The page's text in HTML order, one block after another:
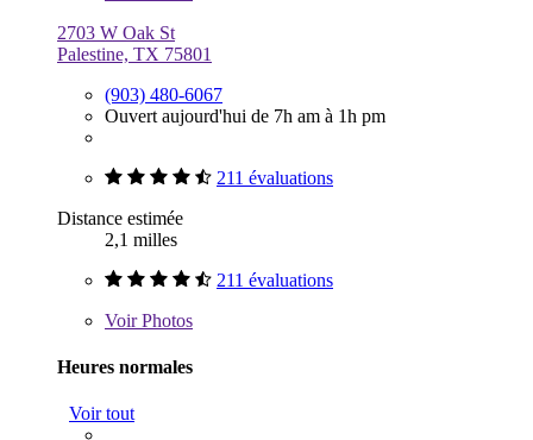
2703 W Oak St
Palestine, TX 75801
(903) 480-6067
Ouvert aujourd'hui de 7h am à 1h pm
211 évaluations
Distance estimée
2,1 milles
211 évaluations
VoirPhotos
Heures normales
Voir tout